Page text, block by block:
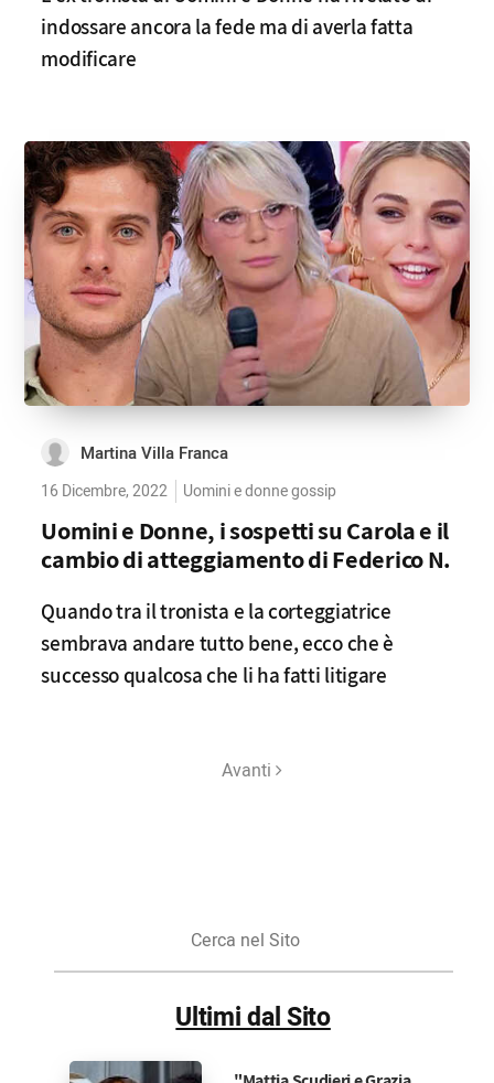
indossare ancora la fede ma di averla fatta
modificare
Martina Villa Franca
16 Dicembre, 2022 Uomini e donne gossip
Uomini e Donne, i sospetti su Carola e il
cambio di atteggiamento di Federico N.
Quando tra il tronista e la corteggiatrice
sembrava andare tutto bene, ecco che è
successo qualcosa che li ha fatti litigare
Avanti
Sito
Ultimi dal Sito